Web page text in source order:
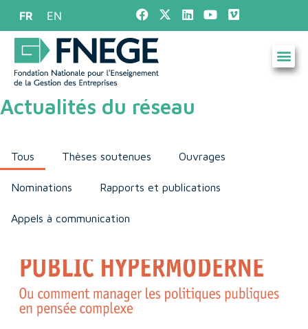
FR EN
Actualités du réseau
Tous Thèses soutenues Ouvrages
Nominations Rapports et publications
Appels à communication